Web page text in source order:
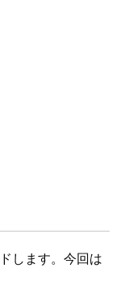
します。今回は